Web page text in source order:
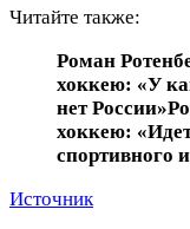
Читайте также:
Роман
хоккею: «У
нет России»
хоккею:
спортивного
Источник